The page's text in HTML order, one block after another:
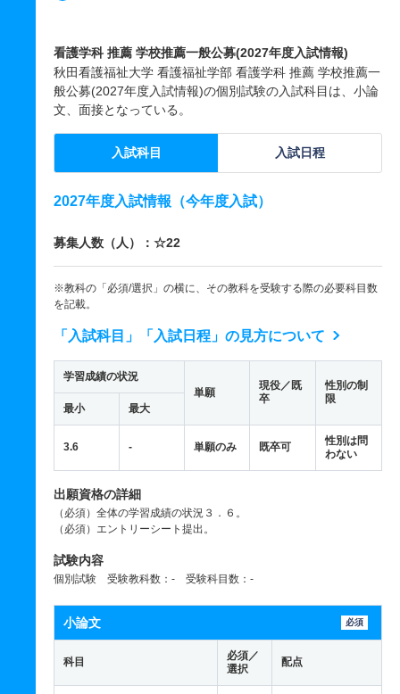
看護学科 推薦 学校推薦一般公募(2027年度入試情報)
秋田看護福祉大学 看護福祉学部 看護学科 推薦 学校推薦一
般公募(2027年度入試情報)の個別試験の入試科目は、小論
文、面接となっている。
入試科目 入試日程
2027年度入試情報（今年度入試）
募集人数（人）：☆22
※教科の「必須/選択」の横に、その教科を受験する際の必要科目数
を記載。
「入試科目」「入試日程」の見方について
学習成績の状況
単願
現役／既
卒
性別の制
限
最小 最大
3.6 - 単願のみ 既卒可
性別は問
わない
出願資格の詳細
（必須）全体の学習成績の状況３．６。
（必須）エントリーシート提出。
試験内容
個別試験 受験教科数：- 受験科目数：-
小論文 必須
科目
必須／
選択
配点